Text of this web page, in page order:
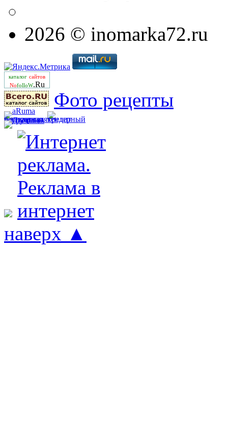
2026 © inomarka72.ru
каталог сайтов
NofolloW.Ru
Фото рецепты
наверх ▲